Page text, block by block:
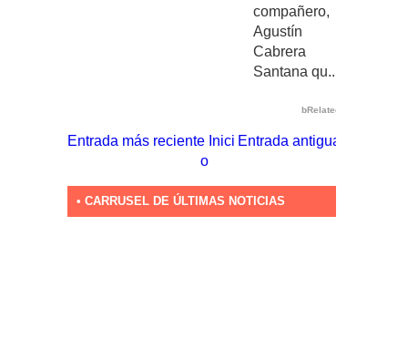
compañero,
Agustín
Cabrera
Santana qu...
bRelated
Entrada más reciente Entrada antigua
Inici
o
• CARRUSEL DE ÚLTIMAS NOTICIAS